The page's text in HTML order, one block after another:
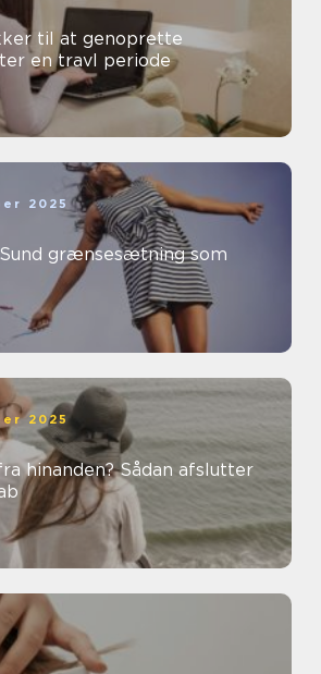
til at genoprette
en travl periode
2025
grænsesætning som
2025
hinanden? Sådan afslutter